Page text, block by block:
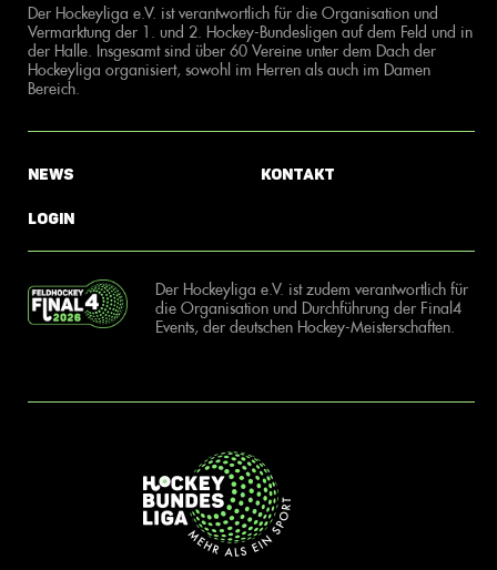
Der Hockeyliga e.V. ist verantwortlich für die Organisation und
Vermarktung der 1. und 2. Hockey-Bundesligen auf dem Feld und in
der Halle. Insgesamt sind über 60 Vereine unter dem Dach der
Hockeyliga organisiert, sowohl im Herren als auch im Damen
Bereich.
News
Login
Kontakt
Der Hockeyliga e.V. ist zudem verantwortlich für
die Organisation und Durchführung der Final4
Events, der deutschen Hockey-Meisterschaften.